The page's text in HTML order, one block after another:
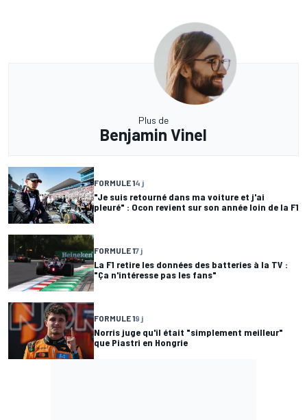
Plus de
Benjamin Vinel
FORMULE 14 j
"Je suis retourné dans ma voiture et j'ai
pleuré" : Ocon revient sur son année loin de la F1
FORMULE 17 j
La F1 retire les données des batteries à la TV :
"Ça n'intéresse pas les fans"
FORMULE 19 j
Norris juge qu'il était "simplement meilleur"
que Piastri en Hongrie